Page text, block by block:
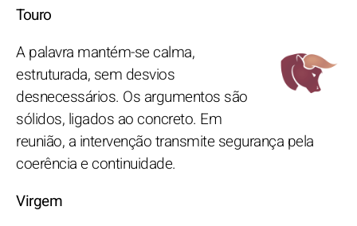
Touro
A palavra mantém-se calma,
estruturada, sem desvios
desnecessários. Os argumentos são
sólidos, ligados ao concreto. Em
reunião, a intervenção transmite segurança pela
coerência e continuidade.
Virgem